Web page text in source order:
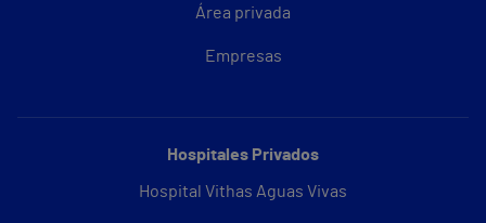
Área privada
Empresas
Hospitales Privados
Hospital Vithas Aguas Vivas